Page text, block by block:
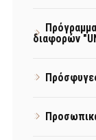
διαφορών